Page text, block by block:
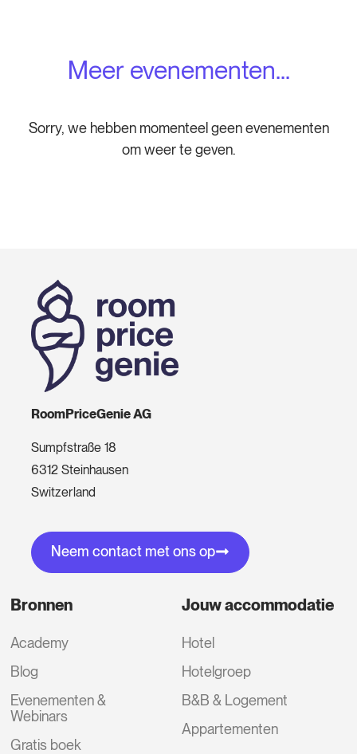
Meer evenementen...
Sorry, we hebben momenteel geen evenementen
om weer te geven.
RoomPriceGenie AG
Sumpfstraße 18
6312 Steinhausen
Switzerland
Neem contact met ons op
Bronnen
Academy
Blog
Evenementen &
Webinars
Gratis boek
Jouw accommodatie
Hotel
Hotelgroep
B&B & Logement
Appartementen